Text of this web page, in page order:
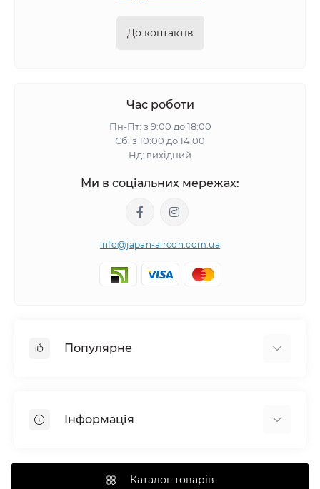
До контактів
Час роботи
Пн-Пт: з 9:00 до 18:00
Сб: з 10:00 до 14:00
Нд: вихідний
Ми в соціальних мережах:
info@japan-aircon.com.ua
Популярне
Вентиляція
Канальні кондиціонери
Інформація
Каталог товарів